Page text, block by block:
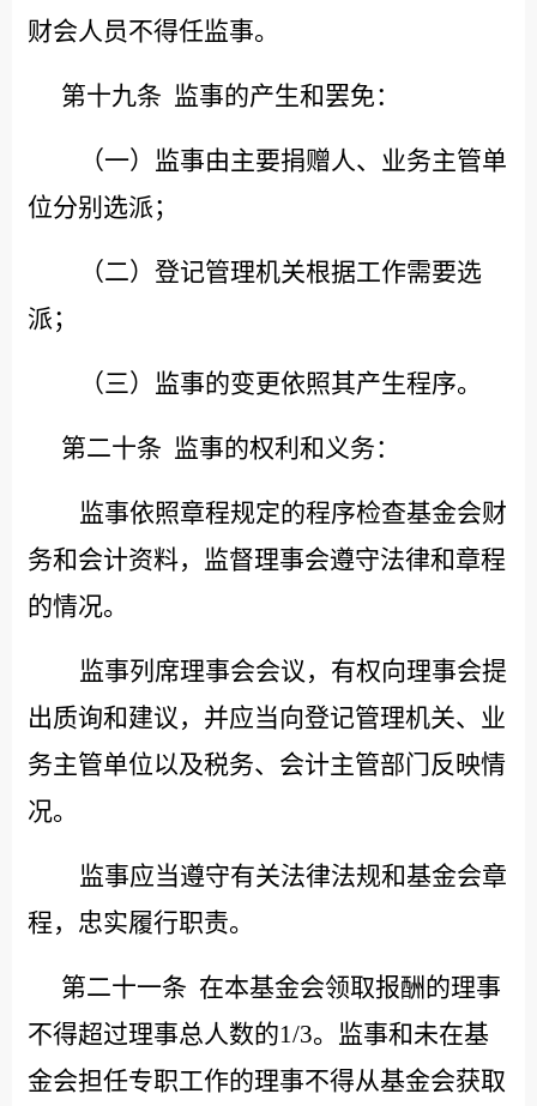
财会人员不得任监事。
第十九条 监事的产生和罢免：
（一）监事由主要捐赠人、业务主管单
位分别选派；
（二）登记管理机关根据工作需要选
派；
（三）监事的变更依照其产生程序。
第二十条 监事的权利和义务：
监事依照章程规定的程序检查基金会财
务和会计资料，监督理事会遵守法律和章程
的情况。
监事列席理事会会议，有权向理事会提
出质询和建议，并应当向登记管理机关、业
务主管单位以及税务、会计主管部门反映情
况。
监事应当遵守有关法律法规和基金会章
程，忠实履行职责。
第二十一条 在本基金会领取报酬的理事
不得超过理事总人数的1/3。监事和未在基
金会担任专职工作的理事不得从基金会获取